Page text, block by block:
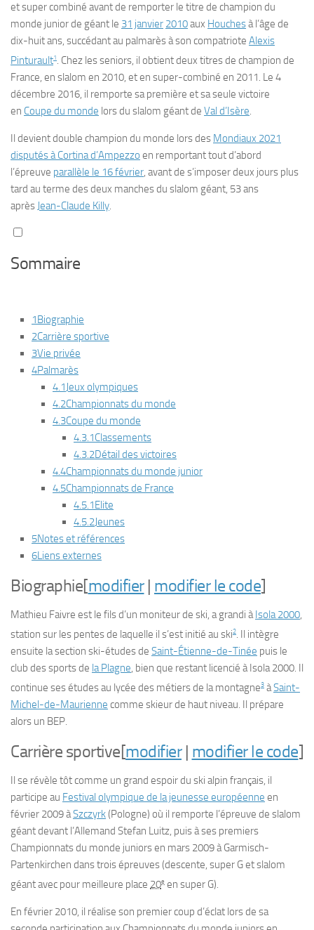
et super combiné avant de remporter le titre de champion du
monde junior de géant le 31 janvier 2010aux Houchesà l’âge de
dix-huit ans, succédant au palmarès à son compatriote Alexis
Pinturault1. Chez les seniors, il obtient deux titres de champion de
France, en slalom en 2010, et en super-combiné en 2011. Le 4
décembre 2016, il remporte sa première et sa seule victoire
en Coupe du monde lors du slalom géant de Val d’Isère.
Il devient double champion du monde lors des Mondiaux 2021
disputés à Cortina d’Ampezzo en remportant tout d’abord
l’épreuve parallèle le 16 février, avant de s’imposer deux jours plus
tard au terme des deux manches du slalom géant, 53 ans
après Jean-Claude Killy.
Sommaire
1Biographie
2Carrière sportive
3Vie privée
4Palmarès
4.1Jeux olympiques
4.2Championnats du monde
4.3Coupe du monde
4.3.1Classements
4.3.2Détail des victoires
4.4Championnats du monde junior
4.5Championnats de France
4.5.1Elite
4.5.2Jeunes
5Notes et références
6Liens externes
Biographie[modifier| modifier le code]
Mathieu Faivre est le fils d’un moniteur de ski, a grandi àIsola 2000,
station sur les pentes de laquelle il s’est initié au ski2. Il intègre
ensuite la section ski-études de Saint-Étienne-de-Tinée puis le
club des sports de la Plagne, bien que restant licencié à Isola 2000. Il
continue ses études au lycée des métiers de la montagne3 àSaint-
Michel-de-Maurienne comme skieur de haut niveau. Il prépare
alors un BEP.
Carrière sportive[modifier| modifier le code]
Il se révèle tôt comme un grand espoir du ski alpin français, il
participe au Festival olympique de la jeunesse européenne en
février 2009 àSzczyrk(Pologne) où il remporte l’épreuve de slalom
géant devant l’Allemand Stefan Luitz, puis à ses premiers
Championnats du monde juniors en mars 2009 à Garmisch-
Partenkirchen dans trois épreuves (descente, super G et slalom
géant avec pour meilleure place 20e en super G).
En février 2010, il réalise son premier coup d’éclat lors de sa